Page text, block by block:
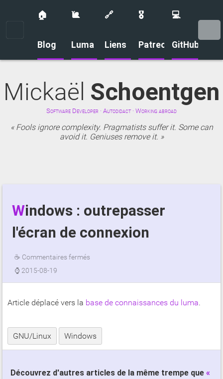
🏠
Blog
🐌
Luma
🔗
Liens
🎖️
Patreon
💻
GitHub
Mickaël Schoentgen
Software Developer · Autodidact · Working abroad
Fools ignore complexity. Pragmatists suffer it. Some can
avoid it. Geniuses remove it.
Windows : outrepasser
l'écran de connexion
☕ Commentaires fermés
⌚ 2015-08-19
Article déplacé vers la base de connaissances du luma.
GNU/Linux Windows
Découvrez d'autres articles de la même trempe que